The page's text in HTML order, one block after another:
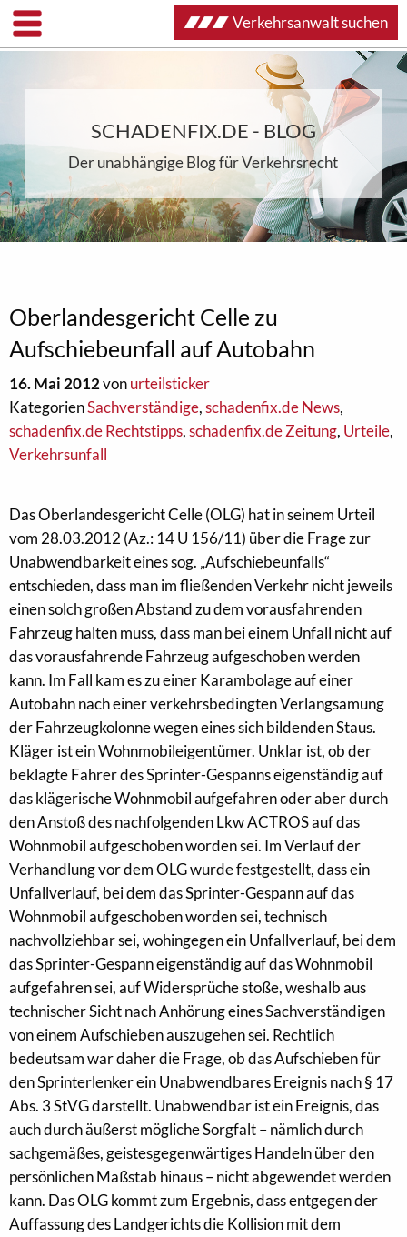
SCHADENFIX.DE - BLOG
Der unabhängige Blog für Verkehrsrecht
Oberlandesgericht Celle zu
Aufschiebeunfall auf Autobahn
16. Mai 2012vonurteilsticker
KategorienSachverständige,schadenfix.de News,
schadenfix.de Rechtstipps,schadenfix.de Zeitung, Urteile,
Verkehrsunfall
Das Oberlandesgericht Celle (OLG) hat in seinem Urteil
vom 28.03.2012 (Az.: 14 U 156/11) über die Frage zur
Unabwendbarkeit eines sog. „Aufschiebeunfalls“
entschieden, dass man im fließenden Verkehr nicht jeweils
einen solch großen Abstand zu dem vorausfahrenden
Fahrzeug halten muss, dass man bei einem Unfall nicht auf
das vorausfahrende Fahrzeug aufgeschoben werden
kann. Im Fall kam es zu einer Karambolage auf einer
Autobahn nach einer verkehrsbedingten Verlangsamung
der Fahrzeugkolonne wegen eines sich bildenden Staus.
Kläger ist ein Wohnmobileigentümer. Unklar ist, ob der
beklagte Fahrer des Sprinter-Gespanns eigenständig auf
das klägerische Wohnmobil aufgefahren oder aber durch
den Anstoß des nachfolgenden Lkw ACTROS auf das
Wohnmobil aufgeschoben worden sei. Im Verlauf der
Verhandlung vor dem OLG wurde festgestellt, dass ein
Unfallverlauf, bei dem das Sprinter-Gespann auf das
Wohnmobil aufgeschoben worden sei, technisch
nachvollziehbar sei, wohingegen ein Unfallverlauf, bei dem
das Sprinter-Gespann eigenständig auf das Wohnmobil
aufgefahren sei, auf Widersprüche stoße, weshalb aus
technischer Sicht nach Anhörung eines Sachverständigen
von einem Aufschieben auszugehen sei. Rechtlich
bedeutsam war daher die Frage, ob das Aufschieben für
den Sprinterlenker ein Unabwendbares Ereignis nach § 17
Abs. 3 StVG darstellt. Unabwendbar ist ein Ereignis, das
auch durch äußerst mögliche Sorgfalt – nämlich durch
sachgemäßes, geistesgegenwärtiges Handeln über den
persönlichen Maßstab hinaus – nicht abgewendet werden
kann. Das OLG kommt zum Ergebnis, dass entgegen der
Auffassung des Landgerichts die Kollision mit dem
Verkehrsanwalt suchen